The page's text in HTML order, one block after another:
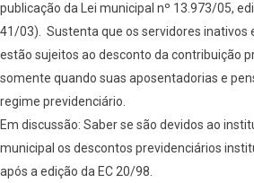
publicação da Lei municipal nº 13.973/05,
41/03). Sustenta que os servidores inativos
estão sujeitos ao desconto da contribuição
somente quando suas aposentadorias e
regime previdenciário.
Em discussão: Saber se são devidos ao
municipal os descontos previdenciários
após a edição da EC 20/98.